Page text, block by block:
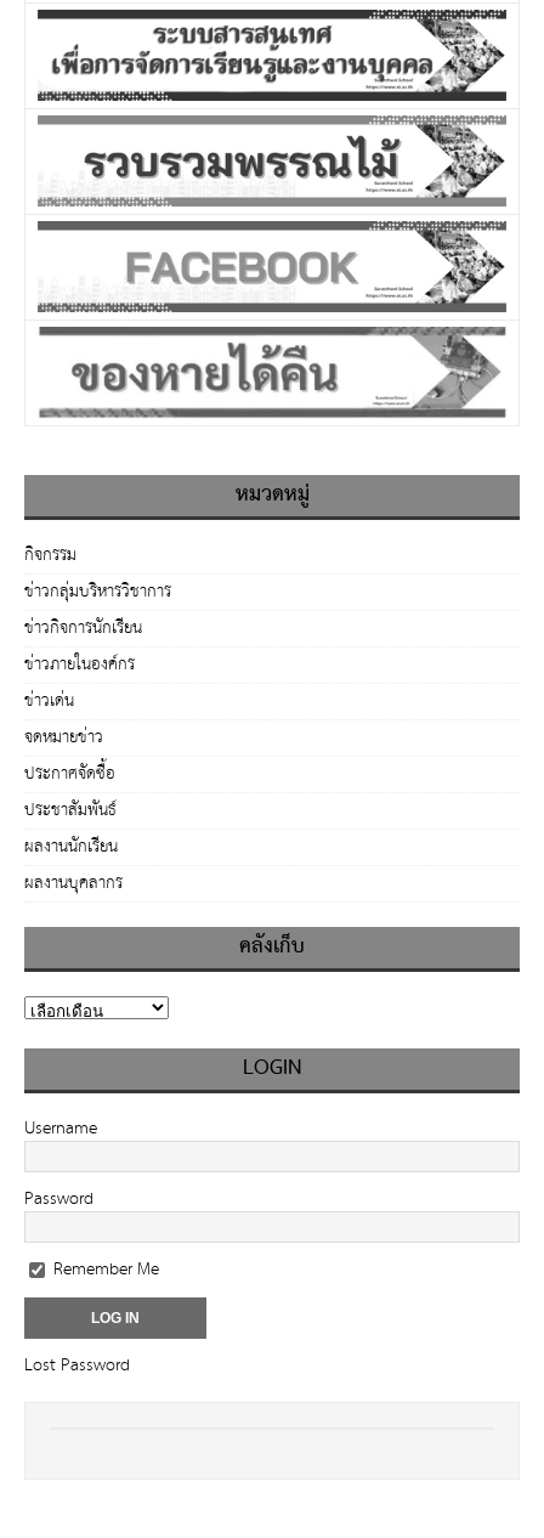
หมวดหมู่
กิจกรรม
ข่าวกลุ่มบริหารวิชาการ
ข่าวกิจการนักเรียน
ข่าวภายในองค์กร
ข่าวเด่น
จดหมายข่าว
ประกาศจัดซื้อ
ประชาสัมพันธ์
ผลงานนักเรียน
ผลงานบุคลากร
คลังเก็บ
LOGIN
Username
Password
Remember Me
Lost Password